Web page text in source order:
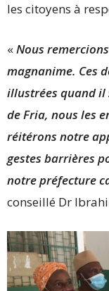
les citoyens à
« Nous
magnanime. Ces
illustrées quand il
de Fria, nous les
réitérons notre
gestes barrières
notre préfecture
conseillé Dr